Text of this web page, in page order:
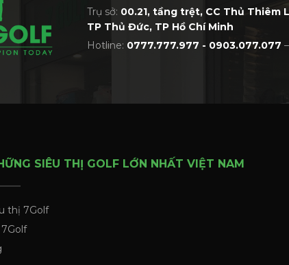
Trụ sở: 00.21, tầng trệt, CC Thủ Thiêm
TP Thủ Đức, TP Hồ Chí Minh
Hotline: 0777.777.977 - 0903.077.077
SIÊU THỊ GOLF LỚN NHẤT VIỆT NAM
thị 7Golf